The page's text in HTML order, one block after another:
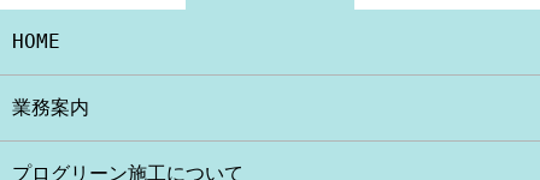
HOME
業務案内
プログリーン施工について